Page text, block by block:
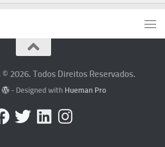
2026. Todos Direitos Reservados.
- Designed with Hueman Pro